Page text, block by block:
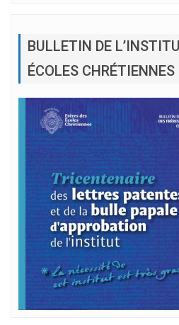
BULLETIN DE
ÉCOLES